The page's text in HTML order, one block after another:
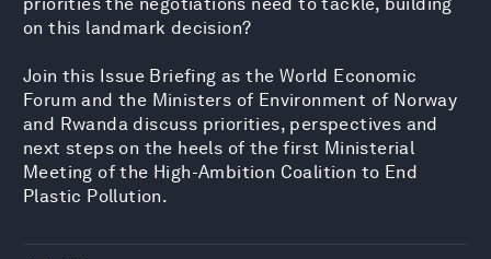
on this landmark decision?
Join this Issue Briefing as the World Economic
Forum and the Ministers of Environment of Norway
and Rwanda discuss priorities, perspectives and
next steps on the heels of the first Ministerial
Meeting of the High-Ambition Coalition to End
Plastic Pollution.